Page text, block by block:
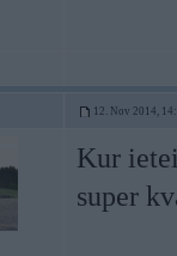
12. Nov 2014,
Kur
super